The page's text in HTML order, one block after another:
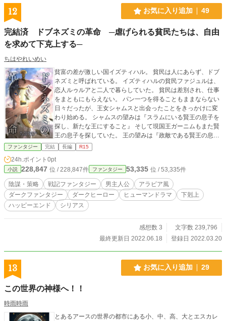
12 お気に入り追加 49
完結済 ドブネズミの革命 ─虐げられる貧民たちは、自由
を求めて下克上する─
ちはやれいめい
貧富の差が激しい国イズティハル。 貧民は人にあらず、ドブ
ネズミと呼ばれている。 イズティハルの貧民ファジュルは、
恋人ルゥルアと二人で暮らしていた。 貧民は差別され、仕事
をまともにもらえない。 パン一つを得ることもままならない
日々だったが、王女シャムスと出会ったことをきっかけに変
わり始める。 シャムスの望みは『スラムにいる賢王の息子を
探し、新たな王にすること』 そして現国王ガーニムもまた賢
王の息子を探していた。 王の望みは『政敵である賢王の息子
を殺すこと』 賢王の息子を殺すため、国王はスラムに火を放
つ。 そしてファジュルは自分こそが賢王の息子なのだと知る
ことになる。 「戦うしかないのなら戦う。俺はルゥやみんな
が幸せに暮らせる未来がほしい」 これはドブネズミと呼ばれ
た王子が、貧民たちの幸せのため玉座を勝ち取りにいく物
語。 この作品はノベルアップ、小説家になろうにも掲載して
います。 ＊この物語は、法律・法令に反する行為を容認・推
奨するものではありません
ファンタジー 完結 長編 R15
24h.ポイント 0pt
小説 228,847 位 / 228,847件 ファンタジー 53,335 位 / 53,335件
陰謀・策略 戦記ファンタジー 男主人公
アラビア風
ダークファンタジー
ダークヒーロー ヒューマンドラマ
下剋上
ハッピーエンド
シリアス
感想数 3
文字数 239,796
最終更新日 2022.06.18
登録日 2022.03.20
13 お気に入り追加 29
この世界の神様へ！！
時雨時雨
とあるアースの世界の都市にある小、中、高、大とエスカレ